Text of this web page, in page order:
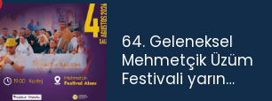
64. Geleneksel
Mehmetçik Üzüm
Festivali yarın